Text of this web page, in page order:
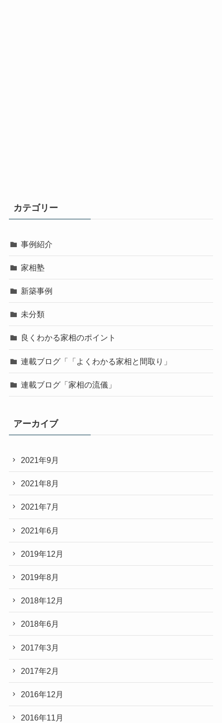
カテゴリー
事例紹介
家相塾
新築事例
未分類
良くわかる家相のポイント
連載ブログ「「よくわかる家相と間取り」
連載ブログ「家相の流儀」
アーカイブ
2021年9月
2021年8月
2021年7月
2021年6月
2019年12月
2019年8月
2018年12月
2018年6月
2017年3月
2017年2月
2016年12月
2016年11月